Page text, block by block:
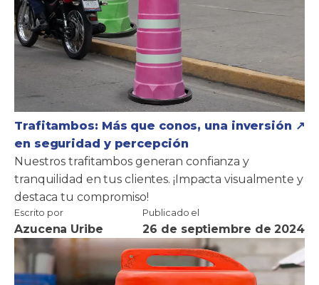
Trafitambos: Más que conos, una inversión
en seguridad y percepción
Nuestros trafitambos generan confianza y
tranquilidad en tus clientes. ¡Impacta visualmente y
destaca tu compromiso!
Escrito por
Azucena Uribe
Publicado el
26 de septiembre de 2024